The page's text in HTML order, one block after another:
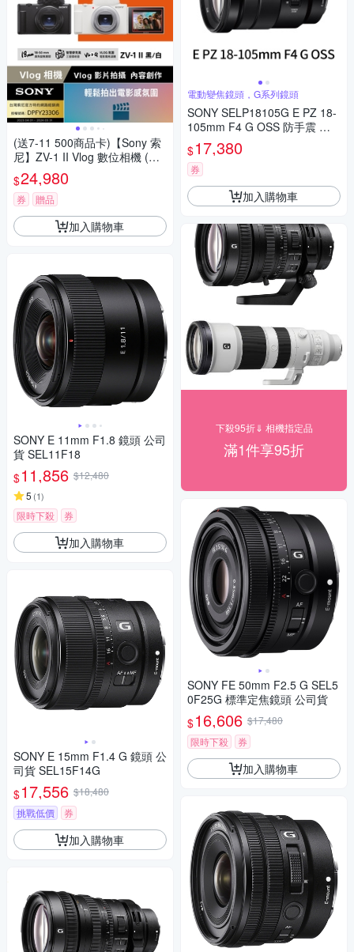
(送7-11 500商品卡)【Sony 索
尼】ZV-1 II Vlog 數位相機 (公
司貨 保固18+6 個月)
$24,980
券 贈品
加入購物車
SONY E 11mm F1.8 鏡頭 公司
貨 SEL11F18
$11,856 $12,480
5 (1)
限時下殺 券
加入購物車
SONY E 15mm F1.4 G 鏡頭 公
司貨 SEL15F14G
$17,556 $18,480
挑戰低價
券
加入購物車
電動變焦鏡頭，G系列鏡頭
SONY SELP18105G E PZ 18-
105mm F4 G OSS 防手震 電
動變焦鏡頭 (公司貨)
$17,380
券
加入購物車
下殺95折⇓ 相機指定品
滿1件享95折
SONY FE 50mm F2.5 G SEL5
0F25G 標準定焦鏡頭 公司貨
$16,606 $17,480
限時下殺
券
加入購物車